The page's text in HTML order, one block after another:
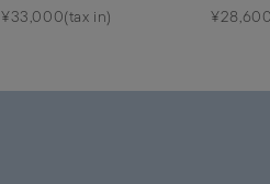
¥33,000(tax in)